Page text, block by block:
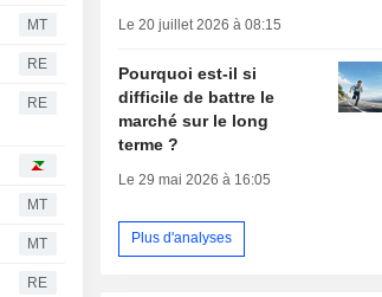
MT
RE
RE
MT
MT
RE
Le 20 juillet 2026 à 08:15
Pourquoi est-il si
difficile de battre le
marché sur le long
terme ?
Le 29 mai 2026 à 16:05
Plus d'analyses